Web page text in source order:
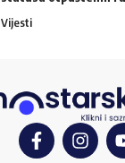
Vijesti